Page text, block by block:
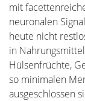
mit
neuronalen
heute nicht
in
Hülsenfrüchte,
so minimalen
ausgeschlossen